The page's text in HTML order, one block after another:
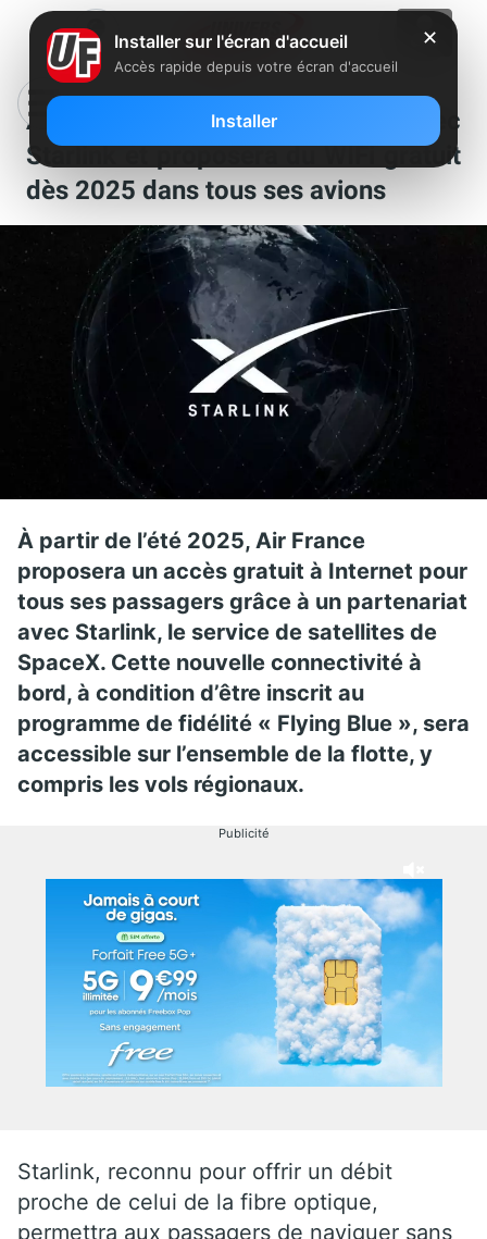
Air France s’envoie en l’air avec
Starlink et proposera du WIFi gratuit
dès 2025 dans tous ses avions
À partir de l’été 2025, Air France
proposera un accès gratuit à Internet pour
tous ses passagers grâce à un partenariat
avec Starlink, le service de satellites de
SpaceX. Cette nouvelle connectivité à
bord, à condition d’être inscrit au
programme de fidélité « Flying Blue », sera
accessible sur l’ensemble de la flotte, y
compris les vols régionaux.
Publicité
Starlink, reconnu pour offrir un débit
proche de celui de la fibre optique,
permettra aux passagers de naviguer sans
✕
Installer sur l'écran d'accueil
Accès rapide depuis votre écran d'accueil
Installer